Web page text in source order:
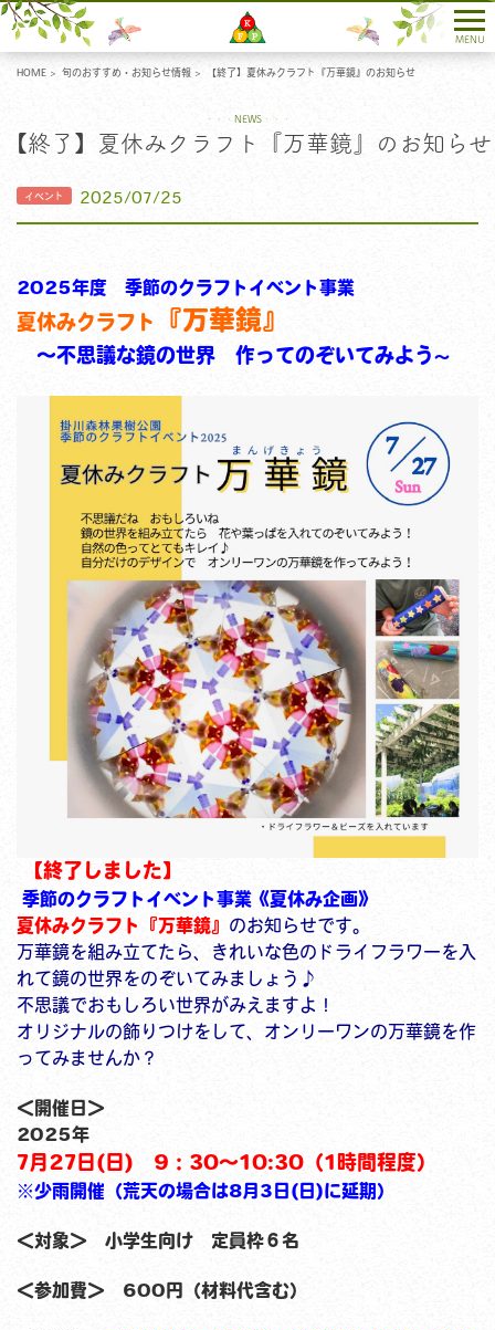
MENU
各種お問い合わせ
HOME 旬のおすすめ・お知らせ情報 【終了】夏休みクラフト『万華鏡』のお知らせ
NEWS
【終了】夏休みクラフト『万華鏡』のお知らせ
2025/07/25
2025年度 季節のクラフトイベント事業
夏休みクラフト 『万華鏡』
～不思議な鏡の世界 作ってのぞいてみよう ～
【終了しました】
季節のクラフトイベント事業《夏休み企画》
夏休みクラフト『万華鏡』 のお知らせです。
万華鏡を組み立てたら、きれいな色のドライフラワーを入
れて鏡の世界をのぞいてみましょう♪
不思議でおもしろい世界がみえますよ！
オリジナルの飾りつけをして、オンリーワンの万華鏡を作
ってみませんか？
＜開催日＞
2025年
7月27日(日) 9：30～10:30（1時間程度）
※少雨開催（荒天の場合は8月3日(日)に延期）
＜対象＞ 小学生向け 定員枠６名
＜参加費＞ 600円（材料代含む）